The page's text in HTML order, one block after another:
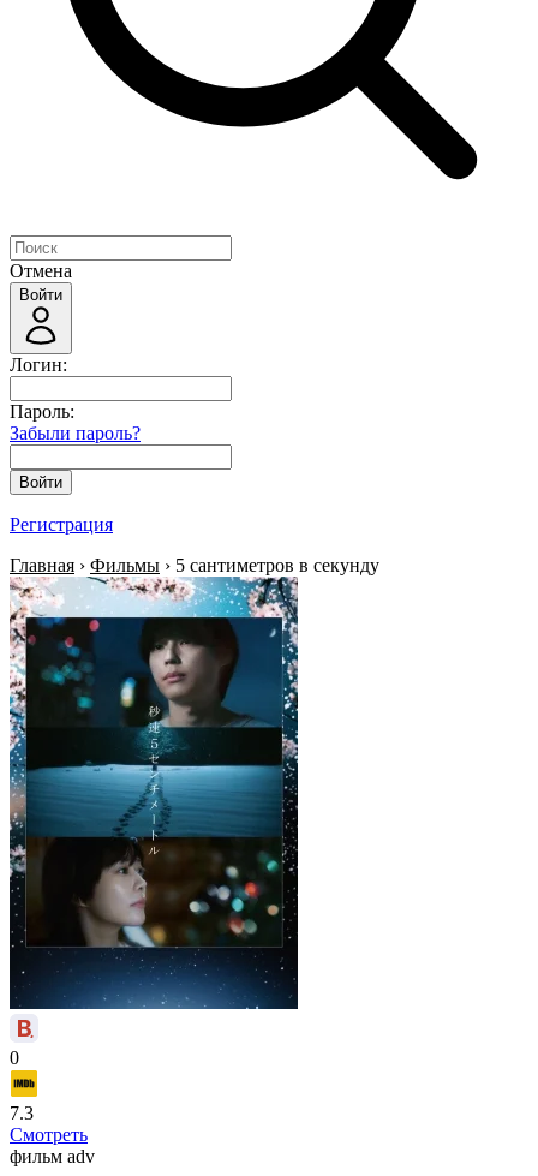
Отмена
Войти
Логин:
Пароль:
Забыли пароль?
Войти
Регистрация
Главная › Фильмы › 5 сантиметров в секунду
0
7.3
Смотреть
фильм adv